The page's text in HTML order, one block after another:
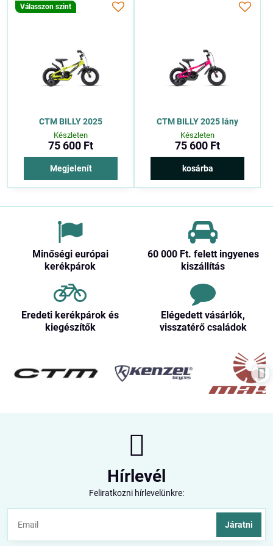
Válasszon szint
CTM BILLY 2025
Készleten
75 600 Ft
Megjelenít
CTM BILLY 2025 lány
Készleten
75 600 Ft
kosárba
Minőségi európai
kerékpárok
60 000 Ft​. felett ingyenes
kiszállítás
Eredeti kerékpárok és
kiegészítők
Elégedett vásárlók,
visszatérő családok
Hírlevél
Feliratkozni hírlevelünkre:
Járatni